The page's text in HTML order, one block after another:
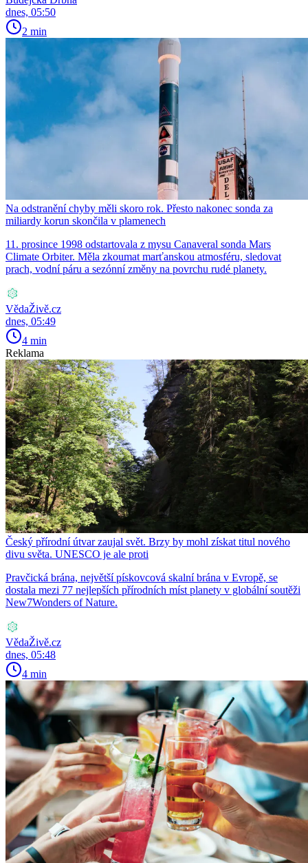
dnes, 05:50
2 min
Na odstranění chyby měli skoro rok. Přesto nakonec sonda za
miliardy korun skončila v plamenech
11. prosince 1998 odstartovala z mysu Canaveral sonda Mars
Climate Orbiter. Měla zkoumat marťanskou atmosféru, sledovat
prach, vodní páru a sezónní změny na povrchu rudé planety.
VědaŽivě.cz
dnes, 05:49
4 min
Reklama
Český přírodní útvar zaujal svět. Brzy by mohl získat titul nového
divu světa. UNESCO je ale proti
Pravčická brána, největší pískovcová skalní brána v Evropě, se
dostala mezi 77 nejlepších přírodních míst planety v globální soutěži
New7Wonders of Nature.
VědaŽivě.cz
dnes, 05:48
4 min